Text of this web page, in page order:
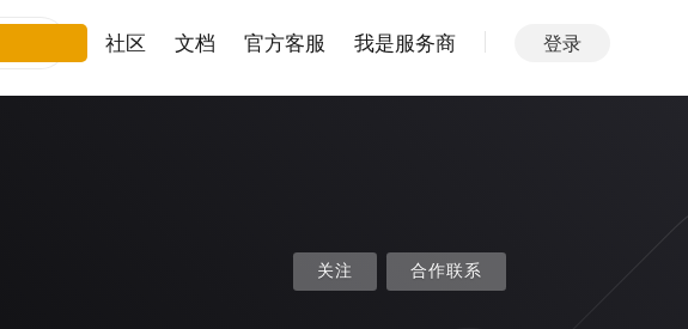
社区 文档 官方客服 我是服务商 登录
关注 合作联系